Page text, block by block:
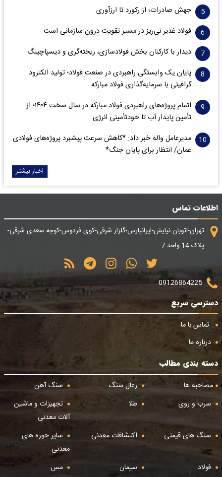
جهش صادرات؛ از رکورد تا ارزآوری
فولاد غدیر نی‌ریز در مسیر تقویت درون سازمانی است
دیدار با کارکنان بخش فولادسازی، ریخته‌گری و دیسپاچینگ
پایان یک وابستگی راهبردی در صنعت فولاد؛ تولید الکترود
گرافیتی با سرمایه‌گذاری فولاد مبارکه
اتمام پروژه‌های راهبردی فولاد مبارکه در سال سخت ۱۴۰۴؛ از
تأمین پایدار آب تا خودتأمینی انرژی
مدیرعامل واله خبر داد: *کاهش سرعت پیشبرد پروژه‌های فولادی
عمان/ انتظار برای پایان جنگ*
اخبار بیشتر
اطلاعات تماس
تهران-اتوبان نیایش-ایرانپارس-گلزار شرقی-کوی فردوس-کوچه سعدی شرقی-
پلاک 14 واحد 7
09126864225
دسترسی سریع
تماس با ما
درباره ما
دسته بندی مطالب
مصاحبه ها
زغال سنگ
سنگ آهن
سرب و روی
طلا
تجهیزات و ماشین
آلات معدنی
سنگ های قیمتی
اکتشافات معدنی
سایر حوزه های
معدنی
فولاد
سیمان مس